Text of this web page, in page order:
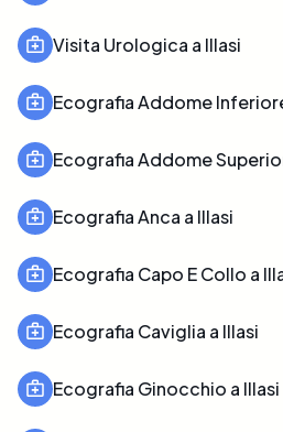
Visita Urologica a Illasi
Ecografia Addome
Ecografia Addome
Ecografia Anca a Illasi
Ecografia Capo E Collo a
Ecografia Caviglia a Illasi
Ecografia Ginocchio a Illasi